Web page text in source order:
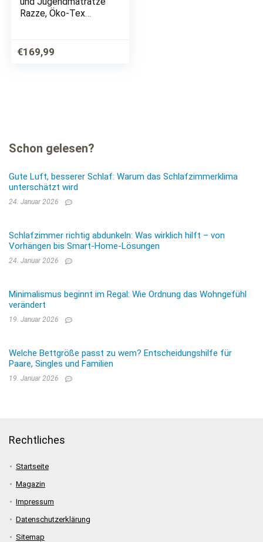
Razze, Öko-Tex
Deutschland,
Kaltschaummatratze,
€169,99
Schon gelesen?
Gute Luft, besserer Schlaf: Warum das Schlafzimmerklima
unterschätzt wird
24. Januar 2026
Schlafzimmer richtig abdunkeln: Was wirklich hilft – von
Vorhängen bis Smart-Home-Lösungen
24. Januar 2026
Minimalismus beginnt im Regal: Wie Ordnung das Wohngefühl
verändert
19. Januar 2026
Welche Bettgröße passt zu wem? Entscheidungshilfe für
Paare, Singles und Familien
19. Januar 2026
Rechtliches
Startseite
Magazin
Impressum
Datenschutzerklärung
Sitemap